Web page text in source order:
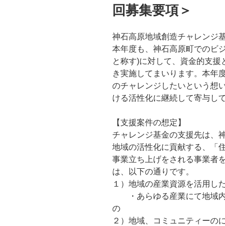
回募集要項＞
神石高原地域創造チャレンジ
本年度も、神石高原町でのビ
と称す)に対して、資金的支
き実施してまいります。本年
のチャレンジしたいという想
ける活性化に継続して寄与し
【支援案件の想定】
チャレンジ基金の支援先は、
地域の活性化に貢献する、「
事業立ち上げをされる事業者
は、以下の通りです。
１）地域の産業資源を活用し
・あらゆる産業にて地域内
の
２）地域、コミュニティーの